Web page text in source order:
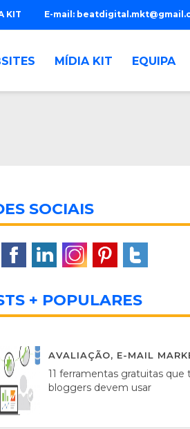
E-mail:
KIT
MÍDIA KIT EQUIPA
SOCIAIS
+ POPULARES
AVALIAÇÃO, E-MAIL
11 ferramentas gratuitas que
bloggers devem usar